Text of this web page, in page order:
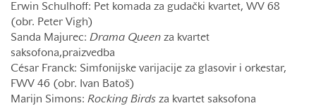
Erwin Schulhoff: Pet komada za gudački kvartet, WV 68
(obr. Peter Vigh)
Sanda Majurec: Drama Queen za kvartet
saksofona,praizvedba
César Franck: Simfonijske varijacije za glasovir i orkestar,
FWV 46 (obr. Ivan Batoš)
Marijn Simons: Rocking Birds za kvartet saksofona